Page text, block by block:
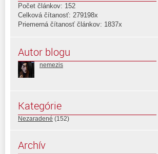
Počet článkov: 152
Celková čítanosť: 279198x
Priemerná čítanosť článkov: 1837x
Autor blogu
nemezis
Kategórie
Nezaradené (152)
Archív